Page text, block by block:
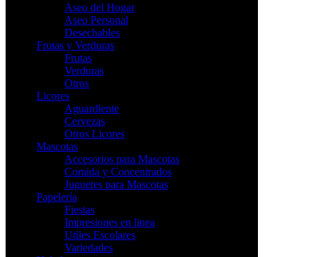
Aseo del Hogar
Aseo Personal
Desechables
Frutas y Verduras
Frutas
Verduras
Otros
Licores
Aguardiente
Cervezas
Otros Licores
Mascotas
Accesorios para Mascotas
Comida y Concentrados
Juguetes para Mascotas
Papelería
Fiestas
Impresiones en linea
Utiles Escolares
Variedades